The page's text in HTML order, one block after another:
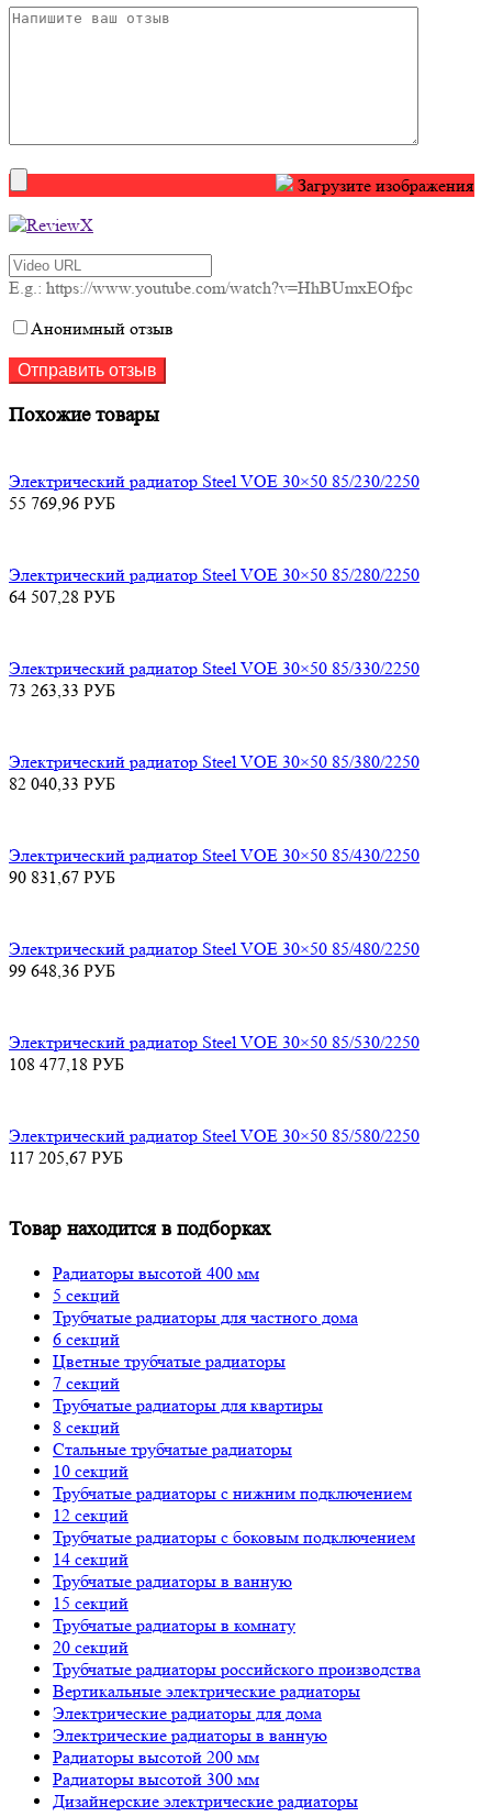
Загрузите изображения
E.g.: https://www.youtube.com/watch?v=HhBUmxEOfpc
Анонимный отзыв
Похожие товары
Электрический радиатор Steel VOE 30×50 85/230/2250
55 769,96 РУБ
Электрический радиатор Steel VOE 30×50 85/280/2250
64 507,28 РУБ
Электрический радиатор Steel VOE 30×50 85/330/2250
73 263,33 РУБ
Электрический радиатор Steel VOE 30×50 85/380/2250
82 040,33 РУБ
Электрический радиатор Steel VOE 30×50 85/430/2250
90 831,67 РУБ
Электрический радиатор Steel VOE 30×50 85/480/2250
99 648,36 РУБ
Электрический радиатор Steel VOE 30×50 85/530/2250
108 477,18 РУБ
Электрический радиатор Steel VOE 30×50 85/580/2250
117 205,67 РУБ
Товар находится в подборках
Радиаторы высотой 400 мм
5 секций
Трубчатые радиаторы для частного дома
6 секций
Цветные трубчатые радиаторы
7 секций
Трубчатые радиаторы для квартиры
8 секций
Стальные трубчатые радиаторы
10 секций
Трубчатые радиаторы с нижним подключением
12 секций
Трубчатые радиаторы с боковым подключением
14 секций
Трубчатые радиаторы в ванную
15 секций
Трубчатые радиаторы в комнату
20 секций
Трубчатые радиаторы российского производства
Вертикальные электрические радиаторы
Электрические радиаторы для дома
Электрические радиаторы в ванную
Радиаторы высотой 200 мм
Радиаторы высотой 300 мм
Дизайнерские электрические радиаторы